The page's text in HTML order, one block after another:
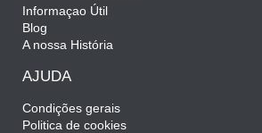
Informaçao Útil
Blog
A nossa História
AJUDA
Condições gerais
Politica de cookies